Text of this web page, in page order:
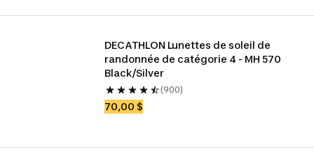
DECATHLON Lunettes de soleil de
randonnée de catégorie 4 - MH 570
Black/Silver
(900)
70,00 $